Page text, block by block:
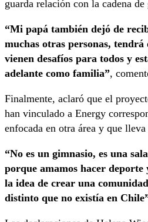
guarda relación con la cadena de
“Mi papá también dejó de
muchas otras personas, tendrá
vienen desafíos para todos y
adelante como familia”,
Finalmente, aclaró que el
han vinculado a Energy
enfocada en otra área y que
“No es un gimnasio, es una
porque amamos hacer deporte
la idea de crear una
distinto que no existía en